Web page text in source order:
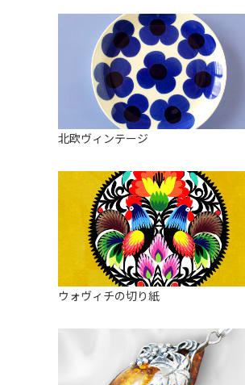
そば猪口・フリーカップ
ココット
薬味入れ
ミキシングボウル
すべて見る
オーナメント
クリーマー
バス・洗面用品
家具小物
小物入れ
アロマポット
バスケット
装飾用タイル・プレート
ミニチュア
天使さま
カードスタンド
マグネット
ペンダントトップ
すべて見る
北欧ヴィンテージ
ウォヴィチの切り紙